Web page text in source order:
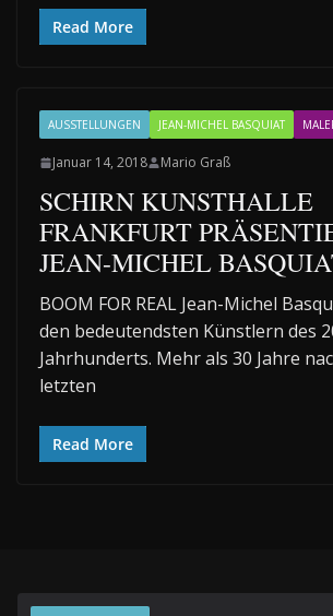
Read More
AUSSTELLUNGEN JEAN-MICHEL BASQUIAT
Januar 14, 2018 Mario Graß
SCHIRN KUNSTHALLE
FRANKFURT
JEAN-MICHEL
BOOM FOR REAL Jean-Michel
den bedeutendsten Künstlern des
Jahrhunderts. Mehr als 30 Jahre
letzten
Read More